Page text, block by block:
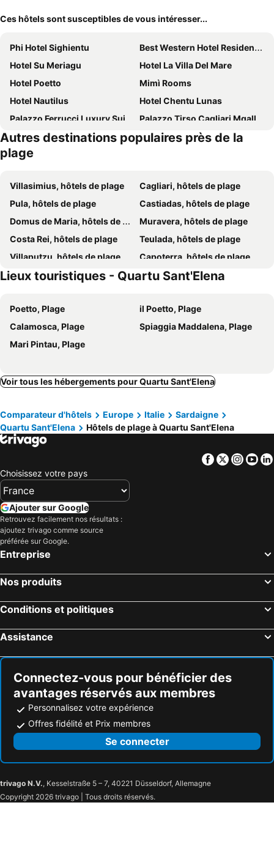
Ces hôtels sont susceptibles de vous intéresser...
Phi Hotel Sighientu
Best Western Hotel Residence Italia
Hotel Su Meriagu
Hotel La Villa Del Mare
Hotel Poetto
Mimì Rooms
Hotel Nautilus
Hotel Chentu Lunas
Palazzo Ferrucci Luxury Suites
Palazzo Tirso Cagliari Mgallery
Hotel Ristorante Calamosca
Hotel Flora
BluLassù City Center Rooms
Autres destinations populaires près de la
plage
Villasimius, hôtels de plage
Cagliari, hôtels de plage
Pula, hôtels de plage
Castiadas, hôtels de plage
Domus de Maria, hôtels de plage
Muravera, hôtels de plage
Costa Rei, hôtels de plage
Teulada, hôtels de plage
Villaputzu, hôtels de plage
Capoterra, hôtels de plage
Sinnai, hôtels de plage
Torre delle Stelle, hôtels de plage
Lieux touristiques - Quartu Sant'Elena
Poetto, Plage
il Poetto, Plage
Calamosca, Plage
Spiaggia Maddalena, Plage
Mari Pintau, Plage
Voir tous les hébergements pour Quartu Sant'Elena
Comparateur d'hôtels Europe Italie
Sardaigne
Quartu Sant'Elena
Hôtels de plage à Quartu Sant'Elena
Facebook
Twitter
Choisissez votre pays
Ajouter sur Google
Retrouvez facilement nos résultats :
ajoutez trivago comme source
préférée sur Google.
Entreprise
Nos produits
Conditions et politiques
Assistance
Connectez-vous pour bénéficier des
avantages réservés aux membres
Personnalisez votre expérience
Offres fidélité et Prix membres
Se connecter
trivago N.V., Kesselstraße 5 – 7, 40221 Düsseldorf, Allemagne
Copyright 2026 trivago | Tous droits réservés.